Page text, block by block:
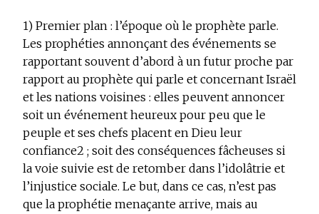
1) Premier plan : l’époque où le prophète parle.
Les prophéties annonçant des événements se
rapportant souvent d’abord à un futur proche par
rapport au prophète qui parle et concernant Israël
et les nations voisines : elles peuvent annoncer
soit un événement heureux pour peu que le
peuple et ses chefs placent en Dieu leur
confiance2 ; soit des conséquences fâcheuses si
la voie suivie est de retomber dans l’idolâtrie et
l’injustice sociale. Le but, dans ce cas, n’est pas
que la prophétie menaçante arrive, mais au